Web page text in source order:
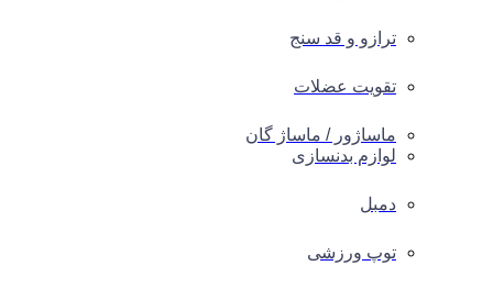
ترازو و قد سنج
تقویت عضلات
ماساژور / ماساژ گان
لوازم بدنسازی
دمبل
توپ ورزشی